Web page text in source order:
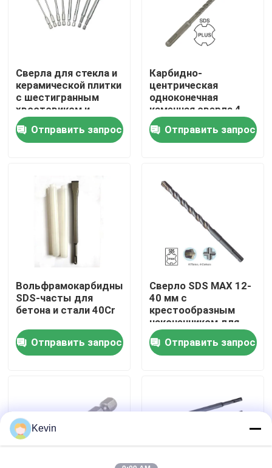
Дом
О нас
Путешествие фабрики
Проверка качества
Свяжитесь мы
Новости
буровые наконечники хсс
Сверла для стекла и
керамической плитки
с шестигранным
хвостовиком и
прямым
наконечником 1/4"
Отправить запрос
Карбидно-
центрическая
одноконечная
каменная сверла 4
флейты
Отправить запрос
Вольфрамокарбидные
SDS-часты для
бетона и стали 40Cr
Отправить запрос
Сверло SDS MAX 12-
40 мм с
крестообразным
наконечником для
бетона
Отправить запрос
Kevin